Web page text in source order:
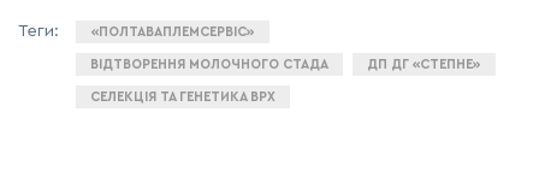
«ПОЛТАВАПЛЕМСЕРВІС»
ВІДТВОРЕННЯ МОЛОЧНОГО СТАДА ДП ДГ «СТЕПНЕ»
СЕЛЕКЦІЯ ТА ГЕНЕТИКА ВРХ